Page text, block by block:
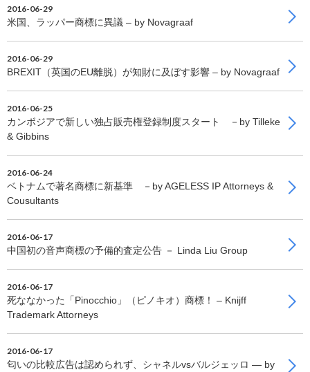
2016-06-29
米国、ラッパー商標に異議 – by Novagraaf
2016-06-29
BREXIT（英国のEU離脱）が知財に及ぼす影響 – by Novagraaf
2016-06-25
カンボジアで新しい独占販売権登録制度スタート －by Tilleke
& Gibbins
2016-06-24
ベトナムで著名商標に新基準 －by AGELESS IP Attorneys &
Cousultants
2016-06-17
中国初の音声商標の予備的査定公告 － Linda Liu Group
2016-06-17
死ななかった「Pinocchio」（ピノキオ）商標！ – Knijff
Trademark Attorneys
2016-06-17
匂いの比較広告は認められず、シャネルvsバルジェッロ — by